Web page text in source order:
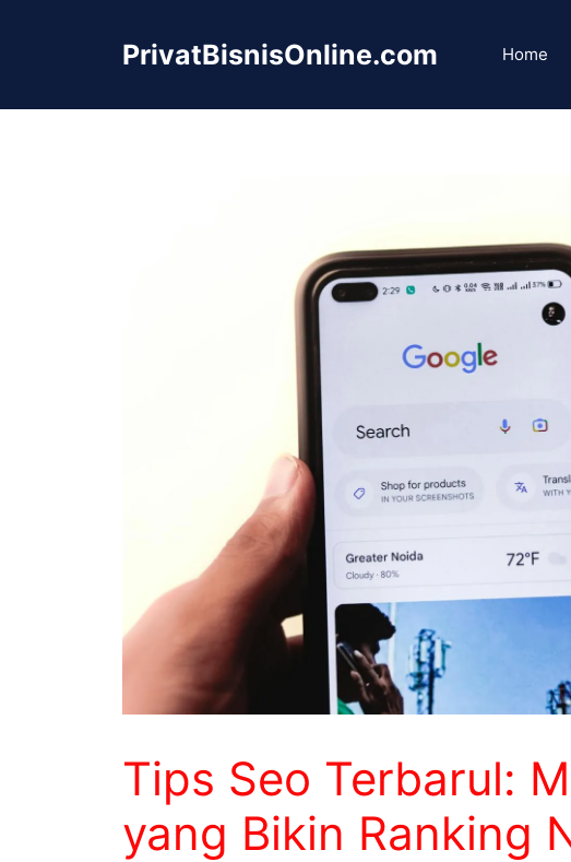
PrivatBisnisOnline.com Home
Tips Seo Terbarul:
yang Bikin Ranking